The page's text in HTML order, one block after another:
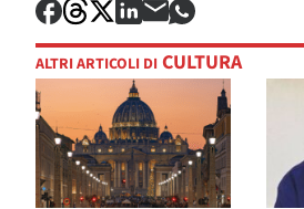
ALTRI ARTICOLI DI CULTURA